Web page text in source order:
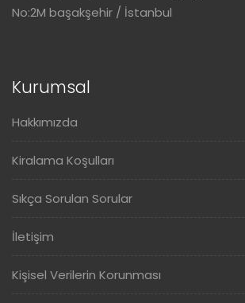
No:2M başakşehir / İstanbul
Kurumsal
Hakkımızda
Kiralama Koşulları
Sıkça Sorulan Sorular
İletişim
Kişisel Verilerin Korunması